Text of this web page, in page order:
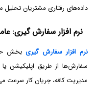
داده‌های رفتاری مشتریان
نرم افزار سفارش گیری:
نرم افزار سفارش گیری بخش
سفارش‌ها از طریق اپلیکیشن
مدیریت کافه، جریان کار سرعت